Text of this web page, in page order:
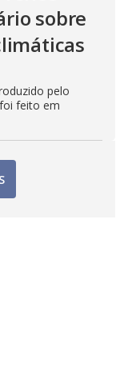
sobre
pelo
feito em